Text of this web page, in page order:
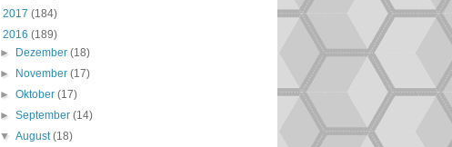
2017 (184)
2016 (189)
►
Dezember(18)
►
November(17)
►Oktober(17)
►September(14)
▼August(18)